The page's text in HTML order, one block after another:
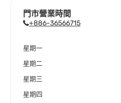
門市營業時間
+886-36566715
星期一
星期二
星期三
星期四